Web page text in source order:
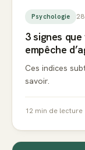
Psychologie
3 signes
empêche
Ces indices
savoir.
12 min de lecture